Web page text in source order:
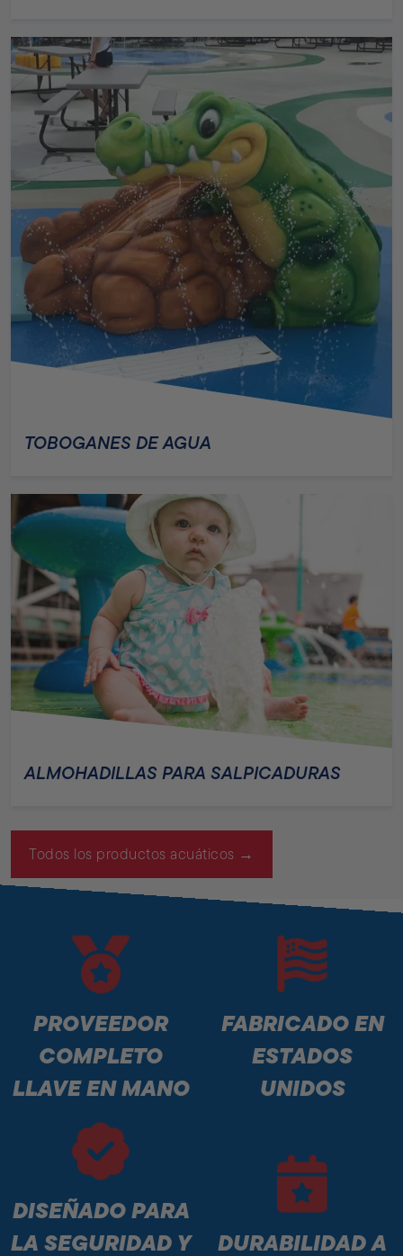
TOBOGANES DE AGUA
ALMOHADILLAS PARA SALPICADURAS
Todos los productos acuáticos →
PROVEEDOR
COMPLETO
LLAVE EN MANO
FABRICADO EN
ESTADOS
UNIDOS
DISEÑADO PARA
LA SEGURIDAD Y
DURABILIDAD A